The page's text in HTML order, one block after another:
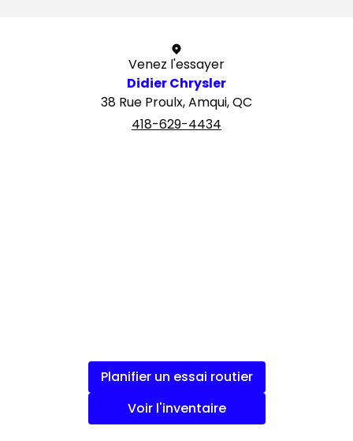
Venez l'essayer
Didier Chrysler
38 Rue Proulx, Amqui, QC
418-629-4434
Planifier un essai routier
Voir l'inventaire